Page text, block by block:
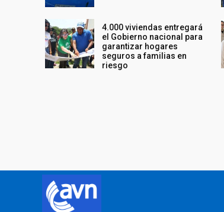
4.000 viviendas entregará
el Gobierno nacional para
garantizar hogares
seguros a familias en
riesgo